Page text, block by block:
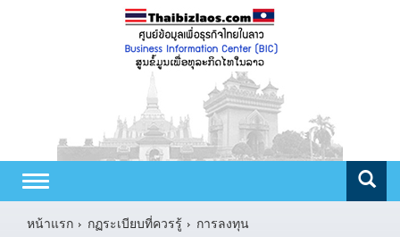
Toggle
navigation
หน้าแรก
กฏระเบียบที่ควรรู้ การลงทุน